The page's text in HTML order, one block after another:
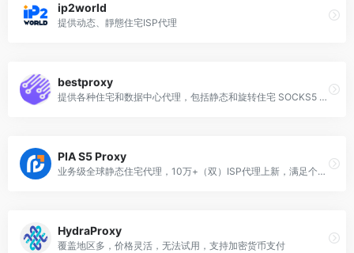
ip2world
提供动态、靜態住宅ISP代理
bestproxy
提供各种住宅和数据中心代理，包括静态和旋转住宅 SOCKS5 代理、专用或共享数据中心代理和 Socks5、旋转数据中心代理、ISP 代理、DC 代理、Shadowsocks 和 WireGuard VPN。
PIA S5 Proxy
业务级全球静态住宅代理，10万+（双）ISP代理上新，满足个性化需求。
HydraProxy
覆盖地区多，价格灵活，无法试用，支持加密货币支付